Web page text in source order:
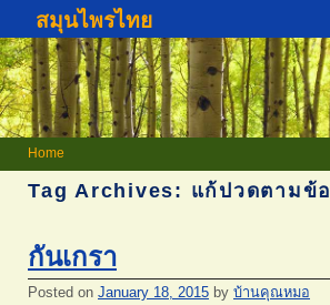
สมุนไพรไทย
Home
Tag Archives: แก้ปวดตามข้อ
กันเกรา
Posted on January 18, 2015 by บ้านคุณหมอ